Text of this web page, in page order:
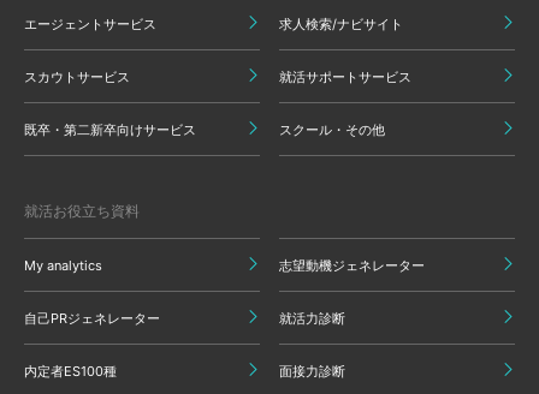
エージェントサービス 求人検索/ナビサイト
スカウトサービス 就活サポートサービス
既卒・第二新卒向けサービス スクール・その他
就活お役立ち資料
My analytics 志望動機ジェネレーター
自己PRジェネレーター 就活力診断
内定者ES100種 面接力診断